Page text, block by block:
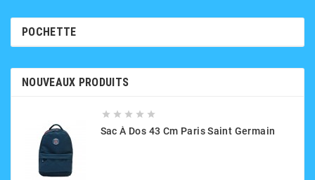
POCHETTE
NOUVEAUX PRODUITS
    
Sac À Dos 43 Cm Paris Saint Germain